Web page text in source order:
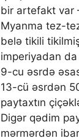
bir artefakt var
Myanma tez-
belə tikili
imperiyadan da
9-cu əsrdə
13-cü əsrdən
paytaxtın
Digər qədim
mərmərdən